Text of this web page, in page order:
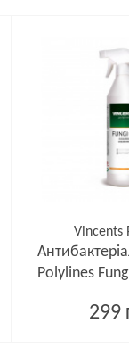
Vincents
Polylines
299